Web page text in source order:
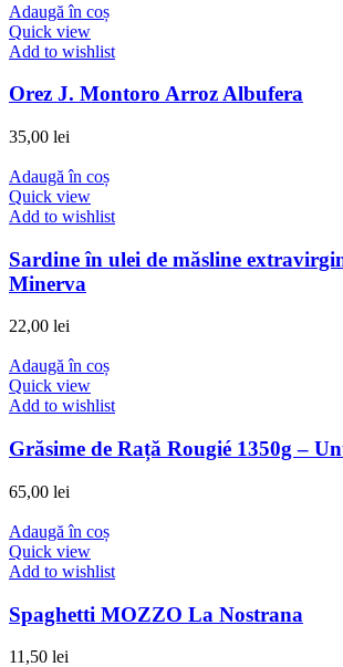
Adaugă în coș
Quick view
Add to wishlist
Orez J. Montoro Arroz Albufera
35,00 lei
Adaugă în coș
Quick view
Add to wishlist
Sardine în ulei de măsline
Minerva
22,00 lei
Adaugă în coș
Quick view
Add to wishlist
Grăsime de Rață Rougié 1350g –
65,00 lei
Adaugă în coș
Quick view
Add to wishlist
Spaghetti MOZZO La Nostrana
11,50 lei